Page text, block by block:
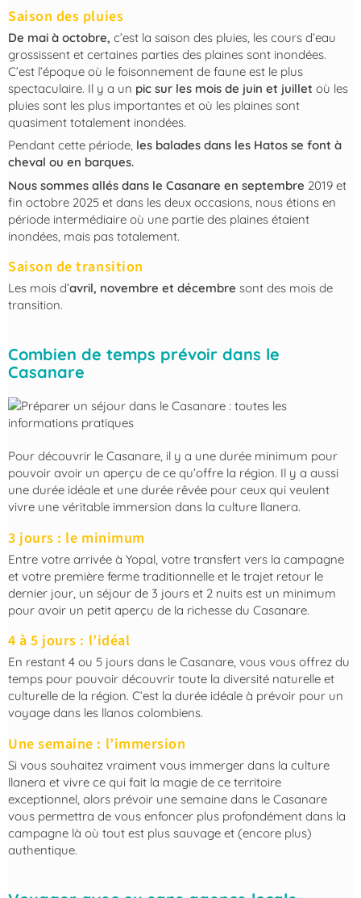
Saison des pluies
De mai à octobre, c’est la saison des pluies, les cours d’eau
grossissent et certaines parties des plaines sont inondées.
C’est l’époque où le foisonnement de faune est le plus
spectaculaire. Il y a un pic sur les mois de juin et juillet où les
pluies sont les plus importantes et où les plaines sont
quasiment totalement inondées.
Pendant cette période, les balades dans les Hatos se font à
cheval ou en barques.
Nous sommes allés dans le Casanare en septembre 2019 et
fin octobre 2025 et dans les deux occasions, nous étions en
période intermédiaire où une partie des plaines étaient
inondées, mais pas totalement.
Saison de transition
Les mois d’avril, novembre et décembre sont des mois de
transition.
Combien de temps prévoir dans le
Casanare
Pour découvrir le Casanare, il y a une durée minimum pour
pouvoir avoir un aperçu de ce qu’offre la région. Il y a aussi
une durée idéale et une durée rêvée pour ceux qui veulent
vivre une véritable immersion dans la culture llanera.
3 jours : le minimum
Entre votre arrivée à Yopal, votre transfert vers la campagne
et votre première ferme traditionnelle et le trajet retour le
dernier jour, un séjour de 3 jours et 2 nuits est un minimum
pour avoir un petit aperçu de la richesse du Casanare.
4 à 5 jours : l’idéal
En restant 4 ou 5 jours dans le Casanare, vous vous offrez du
temps pour pouvoir découvrir toute la diversité naturelle et
culturelle de la région. C’est la durée idéale à prévoir pour un
voyage dans les llanos colombiens.
Une semaine : l’immersion
Si vous souhaitez vraiment vous immerger dans la culture
llanera et vivre ce qui fait la magie de ce territoire
exceptionnel, alors prévoir une semaine dans le Casanare
vous permettra de vous enfoncer plus profondément dans la
campagne là où tout est plus sauvage et (encore plus)
authentique.